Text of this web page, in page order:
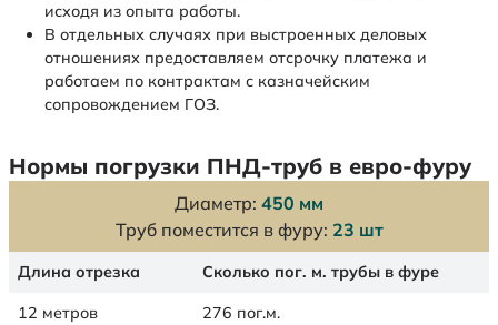
исходя из опыта работы.
В отдельных случаях при выстроенных деловых
отношениях предоставляем отсрочку платежа и
работаем по контрактам с казначейским
сопровождением ГОЗ.
Нормы погрузки ПНД-труб в евро-фуру
Диаметр: 450 мм
Труб поместится в фуру: 23 шт
Длина отрезка Сколько пог. м. трубы в фуре
12 метров 276 пог.м.